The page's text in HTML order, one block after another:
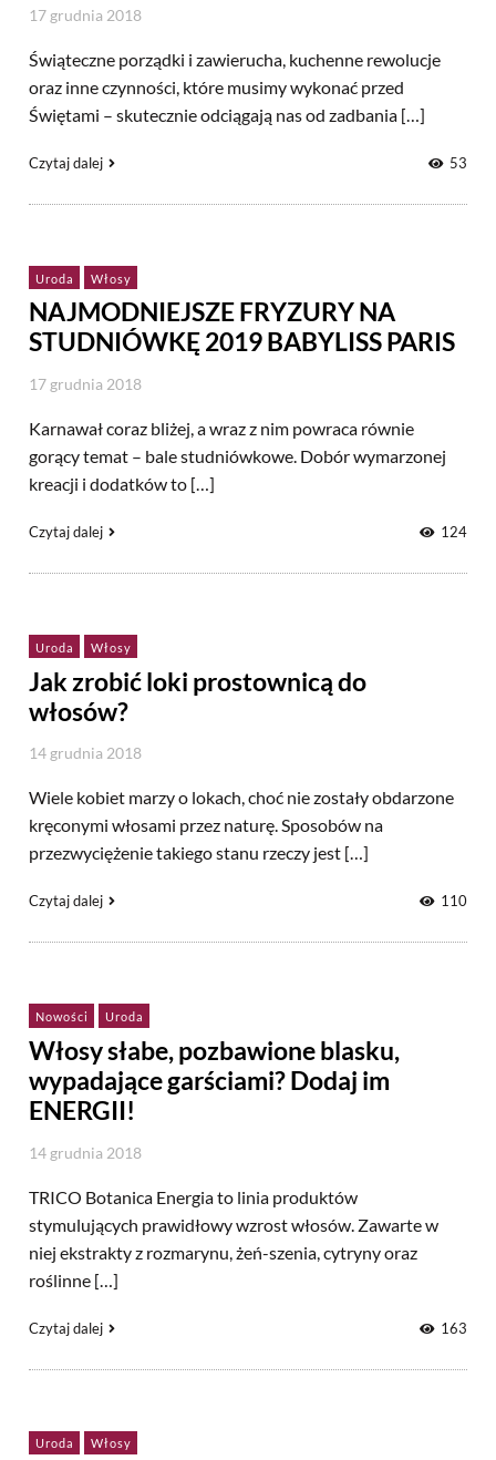
17 grudnia 2018
Świąteczne porządki i zawierucha, kuchenne rewolucje
oraz inne czynności, które musimy wykonać przed
Świętami – skutecznie odciągają nas od zadbania […]
Czytaj dalej 53
Uroda Włosy
NAJMODNIEJSZE FRYZURY NA
STUDNIÓWKĘ 2019 BABYLISS PARIS
17 grudnia 2018
Karnawał coraz bliżej, a wraz z nim powraca równie
gorący temat – bale studniówkowe. Dobór wymarzonej
kreacji i dodatków to […]
Czytaj dalej 124
Uroda Włosy
Jak zrobić loki prostownicą do
włosów?
14 grudnia 2018
Wiele kobiet marzy o lokach, choć nie zostały obdarzone
kręconymi włosami przez naturę. Sposobów na
przezwyciężenie takiego stanu rzeczy jest […]
Czytaj dalej 110
Nowości Uroda
Włosy słabe, pozbawione blasku,
wypadające garściami? Dodaj im
ENERGII!
14 grudnia 2018
TRICO Botanica Energia to linia produktów
stymulujących prawidłowy wzrost włosów. Zawarte w
niej ekstrakty z rozmarynu, żeń-szenia, cytryny oraz
roślinne […]
Czytaj dalej 163
Uroda Włosy